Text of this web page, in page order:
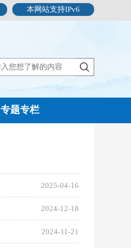
本网站支持IPv6
专题专栏
2025-04-16
2024-12-18
2024-11-21